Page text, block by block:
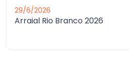
29/6/2026
Arraial Rio Branco 2026